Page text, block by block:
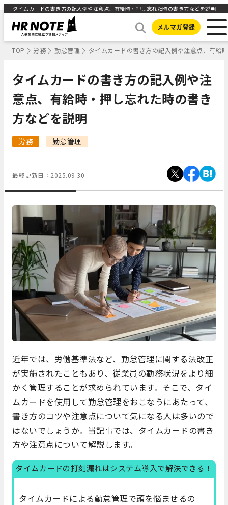
タイムカードの書き方の記入例や注意点、有給時・押し忘れた時の書き方などを説明 ｜HR NOTE
メルマガ登録
TOP 労務 勤怠管理 タイムカードの書き方の記入例や注意点、有給
タイムカードの書き方の記入例や注
意点、有給時・押し忘れた時の書き
方などを説明
労務 勤怠管理
最終更新日： 2025.09.30
近年では、労働基準法など、勤怠管理に関する法改正
が実施されたこともあり、従業員の勤務状況をより細
かく管理することが求められています。そこで、タイ
ムカードを使用して勤怠管理をおこなうにあたって、
書き方のコツや注意点について気になる人は多いので
はないでしょうか。当記事では、タイムカードの書き
方や注意点について解説します。
タイムカードの打刻漏れはシステム導入で解決できる！
タイムカードによる勤怠管理で頭を悩ませるの